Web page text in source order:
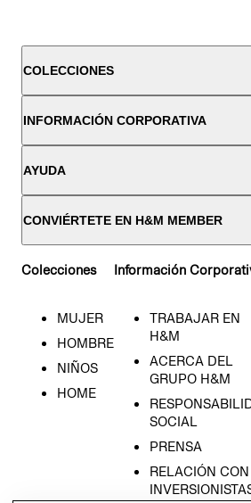
COLECCIONES
INFORMACIÓN CORPORATIVA
AYUDA
CONVIÉRTETE EN H&M MEMBER
Colecciones
MUJER
HOMBRE
NIÑOS
HOME
Información
TRABAJAR EN
H&M
ACERCA DEL
GRUPO H&M
SOCIAL
PRENSA
RELACIÓN CON